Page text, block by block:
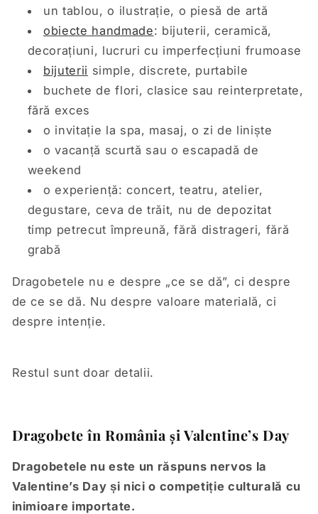
un tablou, o ilustrație, o piesă de artă
obiecte handmade: bijuterii, ceramică,
decorațiuni, lucruri cu imperfecțiuni frumoase
bijuterii simple, discrete, purtabile
buchete de flori, clasice sau reinterpretate,
fără exces
o invitație la spa, masaj, o zi de liniște
o vacanță scurtă sau o escapadă de
weekend
o experiență: concert, teatru, atelier,
degustare, ceva de trăit, nu de depozitat
timp petrecut împreună, fără distrageri, fără
grabă
Dragobetele nu e despre „ce se dă”, ci despre
de ce se dă. Nu despre valoare materială, ci
despre intenție.
Restul sunt doar detalii.
Dragobete în România și Valentine’s Day
Dragobetele nu este un răspuns nervos la
Valentine’s Day și nici o competiție culturală cu
inimioare importate.